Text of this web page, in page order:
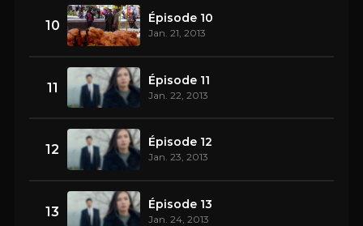
10 Épisode 10
Jan. 21, 2013
11 Épisode 11
Jan. 22, 2013
12 Épisode 12
Jan. 23, 2013
13 Épisode 13
Jan. 24, 2013